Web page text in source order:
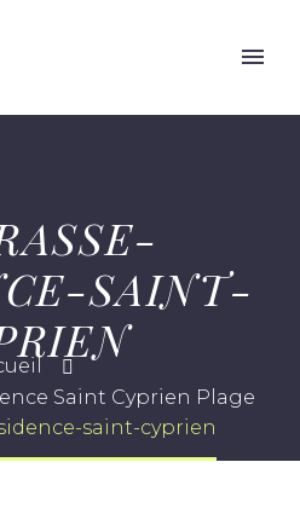
SAINT-
Saint Cyprien Plage
saint-cyprien